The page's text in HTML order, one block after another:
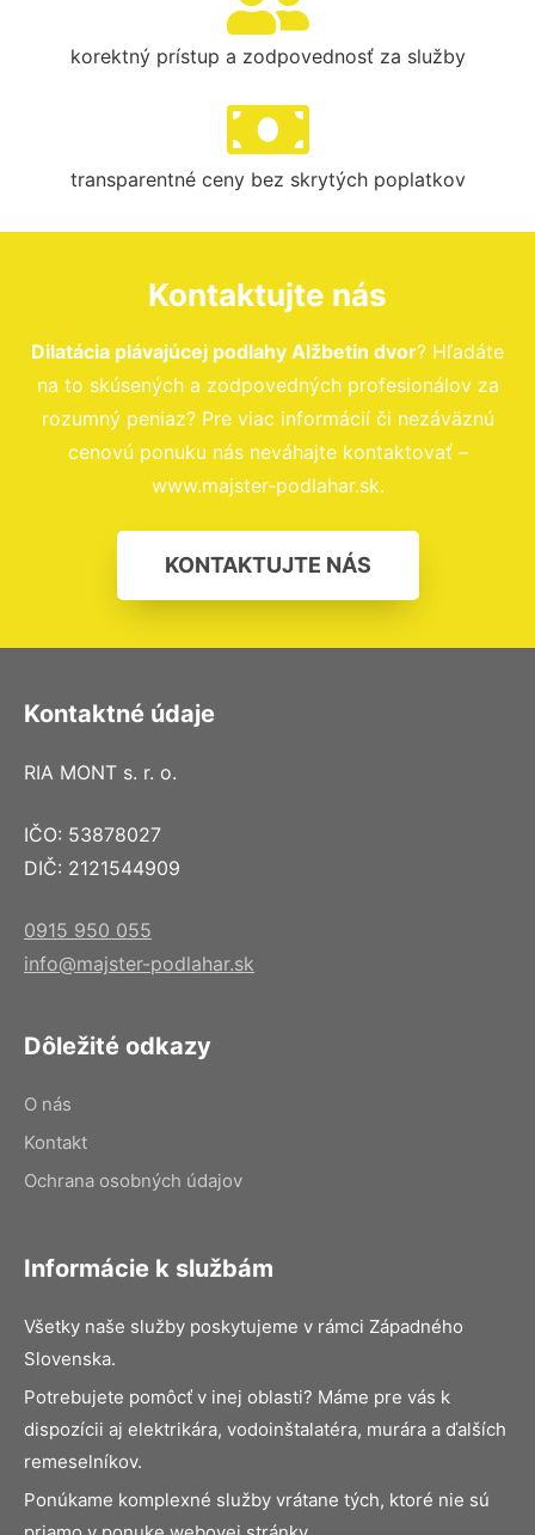
korektný prístup a zodpovednosť za služby
transparentné ceny bez skrytých poplatkov
Kontaktujte nás
Dilatácia plávajúcej podlahy Alžbetin dvor? Hľadáte
na to skúsených a zodpovedných profesionálov za
rozumný peniaz? Pre viac informácií či nezáväznú
cenovú ponuku nás neváhajte kontaktovať –
www.majster-podlahar.sk.
KONTAKTUJTE NÁS
Kontaktné údaje
RIA MONT s. r. o.
IČO: 53878027
DIČ: 2121544909
0915 950 055
info@majster-podlahar.sk
Dôležité odkazy
O nás
Kontakt
Ochrana osobných údajov
Informácie k službám
Všetky naše služby poskytujeme v rámci Západného
Slovenska.
Potrebujete pomôcť v inej oblasti? Máme pre vás k
dispozícii aj elektrikára, vodoinštalatéra, murára a ďalších
remeselníkov.
Ponúkame komplexné služby vrátane tých, ktoré nie sú